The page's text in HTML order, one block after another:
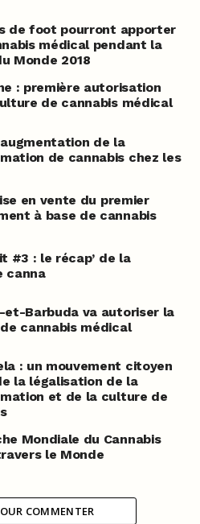
de foot pourront apporter
médical pendant la
Monde 2018
: première autorisation
de cannabis médical
de la
de cannabis chez les
en vente du premier
à base de cannabis
#3 : le récap’ de la
canna
et-Barbuda va autoriser la
cannabis médical
: un mouvement citoyen
la légalisation de la
et de la culture de
Mondiale du Cannabis
le Monde
COMMENTER